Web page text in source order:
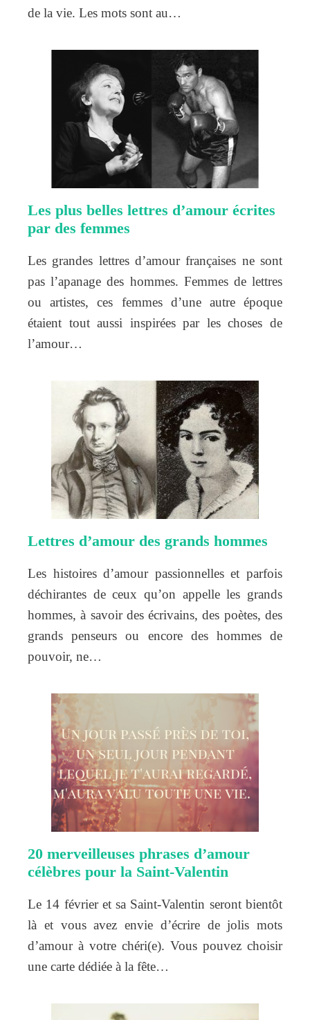
de la vie. Les mots sont au…
Les plus belles lettres d’amour écrites
par des femmes
Les grandes lettres d’amour françaises ne sont
pas l’apanage des hommes. Femmes de lettres
ou artistes, ces femmes d’une autre époque
étaient tout aussi inspirées par les choses de
l’amour…
Lettres d’amour des grands hommes
Les histoires d’amour passionnelles et parfois
déchirantes de ceux qu’on appelle les grands
hommes, à savoir des écrivains, des poètes, des
grands penseurs ou encore des hommes de
pouvoir, ne…
20 merveilleuses phrases d’amour
célèbres pour la Saint-Valentin
Le 14 février et sa Saint-Valentin seront bientôt
là et vous avez envie d’écrire de jolis mots
d’amour à votre chéri(e). Vous pouvez choisir
une carte dédiée à la fête…